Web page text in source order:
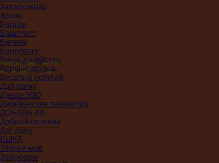
Аквакулинар
Аркон
Барсик
Башпласт
Белком
Бриллиант
Ваше Хозяйство
Верные друзья
Веселый попугай
Дай лапку
Данко-ЗОО
Деревенские лакомства
ДОБАВЬ-КА
Добрый селянин
Дог ланч
ЕШКА
Зверьё моё
Зверюшки